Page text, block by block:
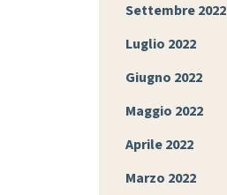
Settembre 2022
Luglio 2022
Giugno 2022
Maggio 2022
Aprile 2022
Marzo 2022